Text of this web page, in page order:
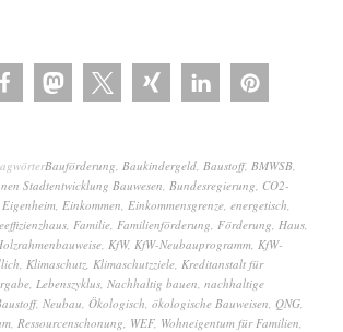
Bauförderung, Baukindergeld, Baustoff, BMWSB,
Stadtentwicklung Bauwesen, Bundesregierung, CO2-
Eigenheim, Einkommen, Einkommensgrenze, energetisch,
, Familie, Familienförderung, Förderung, Haus,
, KfW, KfW-Neubauprogramm, KfW-
, Klimaschutz, Klimaschutzziele, Kreditanstalt für
, Lebenszyklus, Nachhaltig bauen, nachhaltige
, Neubau, Ökologisch, ökologische Bauweisen, QNG,
, Ressourcenschonung, WEF, Wohneigentum für Familien,